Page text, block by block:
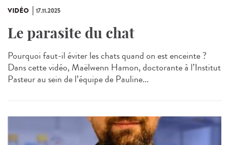
VIDÉO 17.11.2025
Le parasite du chat
Pourquoi faut-il éviter les chats quand on est enceinte ?
Dans cette vidéo, Maëlwenn Hamon, doctorante à l’Institut
Pasteur au sein de l’équipe de Pauline...